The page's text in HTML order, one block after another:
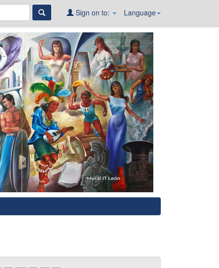
Language
Sign on to: